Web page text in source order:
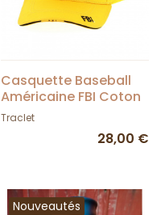
Casquette Baseball
Américaine FBI Coton
- Traclet
Traclet
28,00 €
Nouveautés